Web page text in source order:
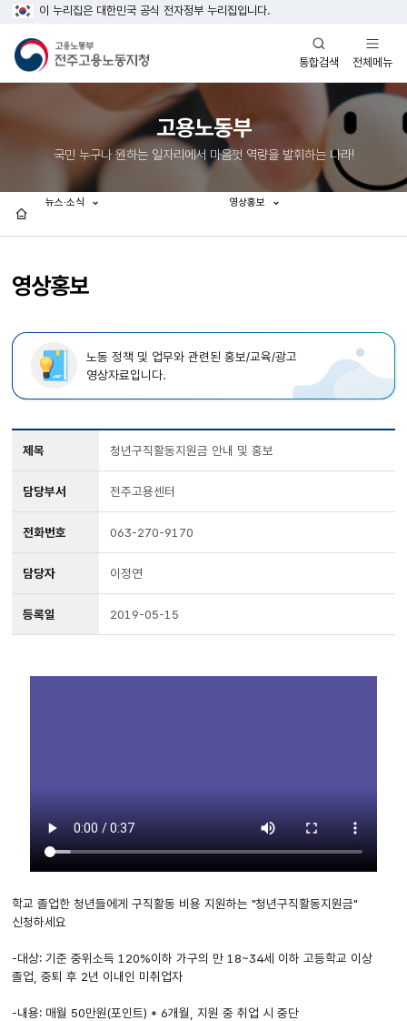
이 누리집은 대한민국 공식 전자정부 누리집입니다.
통합검색
열기
전체메뉴
열기
고용노동부
국민 누구나 원하는 일자리에서 마음껏 역량을 발휘하는 나라!
영상홍보
뉴스·소식 영상홍보
노동 정책 및 업무와 관련된 홍보/교육/광고
영상자료입니다.
제목 청년구직활동지원금 안내 및 홍보
담당부서 전주고용센터
전화번호 063-270-9170
담당자 이정연
등록일 2019-05-15
학교 졸업한 청년들에게 구직활동 비용 지원하는 "청년구직활동지원금"
신청하세요
-대상: 기준 중위소득 120%이하 가구의 만 18~34세 이하 고등학교 이상
졸업, 중퇴 후 2년 이내인 미취업자
-내용: 매월 50만원(포인트) * 6개월, 지원 중 취업 시 중단